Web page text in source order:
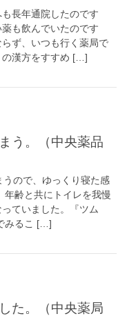
長年通院したのです
も飲んでいたのです
ず、いつも行く薬局で
の漢方をすすめ […]
ので、ゆっくり寝た感
年齢と共にトイレを我慢
ていました。『ツム
みるこ […]